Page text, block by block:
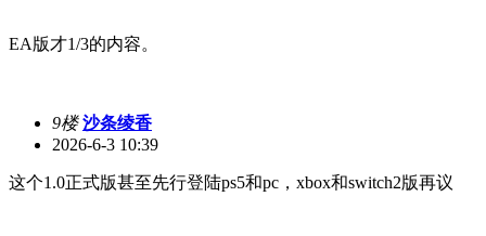
EA版才1/3的内容。
9楼 沙条绫香
2026-6-3 10:39
这个1.0正式版甚至先行登陆ps5和pc，xbox和switch2版再议